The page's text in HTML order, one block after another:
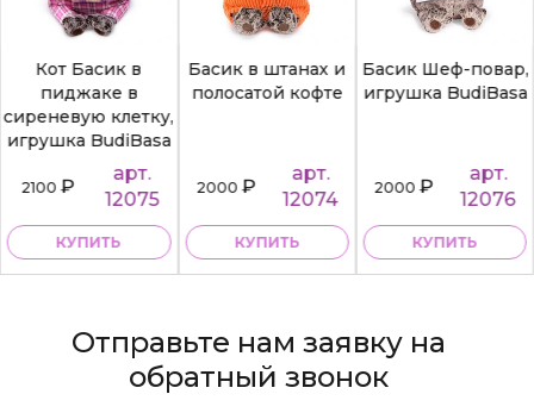
Кот Басик в
пиджаке в
сиреневую клетку,
игрушка BudiBasa
2100₽
арт.
12075
КУПИТЬ
Басик в штанах и
полосатой кофте
2000₽
арт.
12074
КУПИТЬ
Басик Шеф-повар,
игрушка BudiBasa
2000₽
арт.
12076
КУПИТЬ
Отправьте нам заявку на
обратный звонок